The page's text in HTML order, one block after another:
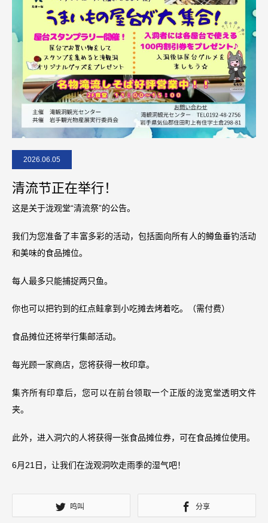
2026.06.05
清流节正在举行！
这是关于泷观堂“清流祭”的公告。
我们为您准备了丰富多彩的活动，包括面向所有人的鳟鱼垂钓活动
和美味的食品摊位。
每人最多只能捕捉两只鱼。
你也可以把钓到的红点鲑拿到小吃摊去烤着吃。（需付费）
食品摊位还将举行集邮活动。
每光顾一家商店，您将获得一枚印章。
集齐所有印章后，您可以在前台领取一个正版的泷宽堂透明文件
夹。
此外，进入洞穴的人将获得一张食品摊位券，可在食品摊位使用。
6月21日，让我们在泷观洞吹走雨季的湿气吧！
鸣叫 分享